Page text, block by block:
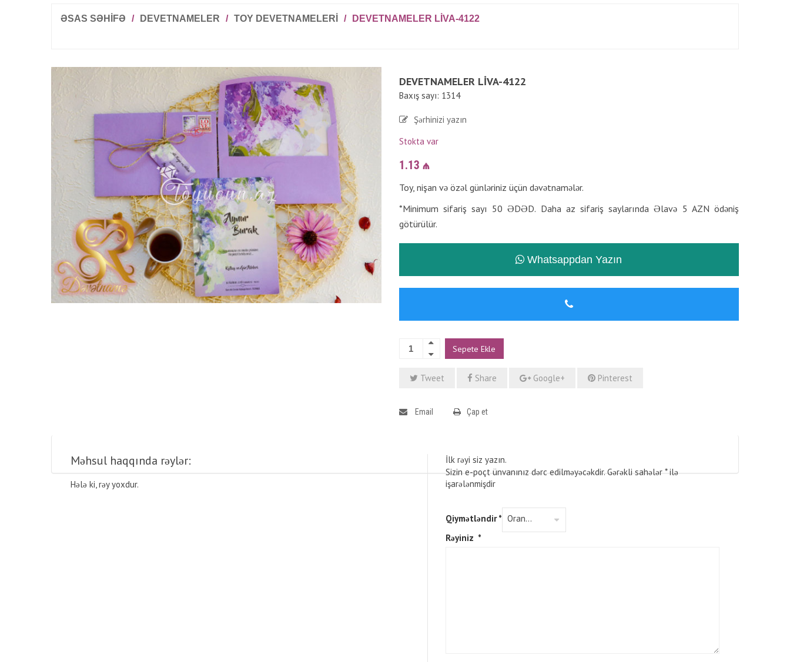
ƏSAS SƏHİFƏ / DEVETNAMELER / TOY DEVETNAMELERI / DEVETNAMELER LIVA-4122
DEVETNAMELER LIVA-4122
Baxış sayı: 1314
Şərhinizi yazın
Stokta var
1.13 ₼
Toy, nişan və özəl günləriniz üçün dəvətnamələr.
*Minimum sifariş sayı 50 ƏDƏD. Daha az sifariş saylarında Əlavə 5 AZN ödəniş
götürülür.
Whatsappdan Yazın
Sepete Ekle
Tweet Share Google+ Pinterest
Email Çap et
Məhsul haqqında rəylər:
Hələ ki, rəy yoxdur.
İlk rəyi siz yazın.
Sizin e-poçt ünvanınız dərc edilməyəcəkdir. Gərəkli sahələr*ilə
işarələnmişdir
Qiymətləndir*
Rəyiniz *